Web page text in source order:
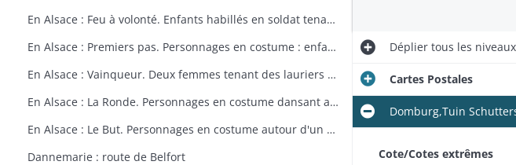
En Alsace : Feu à volonté. Enfants habillés en soldat tenant un fusil. Dessin par Delalain.
En Alsace : Premiers pas. Personnages en costume : enfant allant vers le drapeau français. Dessin par Delalain.
En Alsace : Vainqueur. Deux femmes tenant des lauriers et un homme en costume. Dessin par Delalain.
En Alsace : La Ronde. Personnages en costume dansant autour du drapeau français. Dessin par Delalain.
En Alsace : Le But. Personnages en costume autour d'un drapeau français. Dessin par Delalain
Dannemarie : route de Belfort
Dépliertous les niveaux
Cartes Postales
Domburg,Tuin
Cote/Cotes extrêmes